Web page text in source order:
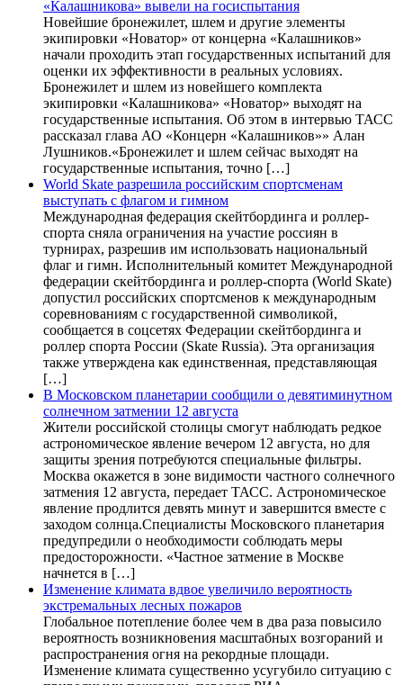
«Калашникова» вывели на госиспытания
Новейшие бронежилет, шлем и другие элементы
экипировки «Новатор» от концерна «Калашников»
начали проходить этап государственных испытаний для
оценки их эффективности в реальных условиях.
Бронежилет и шлем из новейшего комплекта
экипировки «Калашникова» «Новатор» выходят на
государственные испытания. Об этом в интервью ТАСС
рассказал глава АО «Концерн «Калашников»» Алан
Лушников.«Бронежилет и шлем сейчас выходят на
государственные испытания, точно […]
World Skate разрешила российским спортсменам
выступать с флагом и гимном
Международная федерация скейтбординга и роллер-
спорта сняла ограничения на участие россиян в
турнирах, разрешив им использовать национальный
флаг и гимн. Исполнительный комитет Международной
федерации скейтбординга и роллер-спорта (World Skate)
допустил российских спортсменов к международным
соревнованиям с государственной символикой,
сообщается в соцсетях Федерации скейтбординга и
роллер спорта России (Skate Russia). Эта организация
также утверждена как единственная, представляющая
[…]
В Московском планетарии сообщили о девятиминутном
солнечном затмении 12 августа
Жители российской столицы смогут наблюдать редкое
астрономическое явление вечером 12 августа, но для
защиты зрения потребуются специальные фильтры.
Москва окажется в зоне видимости частного солнечного
затмения 12 августа, передает ТАСС. Астрономическое
явление продлится девять минут и завершится вместе с
заходом солнца.Специалисты Московского планетария
предупредили о необходимости соблюдать меры
предосторожности. «Частное затмение в Москве
начнется в […]
Изменение климата вдвое увеличило вероятность
экстремальных лесных пожаров
Глобальное потепление более чем в два раза повысило
вероятность возникновения масштабных возгораний и
распространения огня на рекордные площади.
Изменение климата существенно усугубило ситуацию с